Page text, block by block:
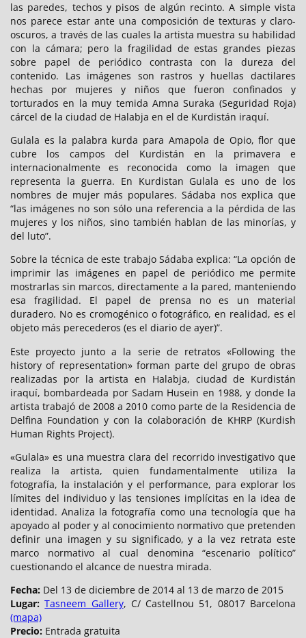
las paredes, techos y pisos de algún recinto. A simple vista
nos parece estar ante una composición de texturas y claro-
oscuros, a través de las cuales la artista muestra su habilidad
con la cámara; pero la fragilidad de estas grandes piezas
sobre papel de periódico contrasta con la dureza del
contenido. Las imágenes son rastros y huellas dactilares
hechas por mujeres y niños que fueron confinados y
torturados en la muy temida Amna Suraka (Seguridad Roja)
cárcel de la ciudad de Halabja en el de Kurdistán iraquí.
Gulala es la palabra kurda para Amapola de Opio, flor que
cubre los campos del Kurdistán en la primavera e
internacionalmente es reconocida como la imagen que
representa la guerra. En Kurdistan Gulala es uno de los
nombres de mujer más populares. Sádaba nos explica que
“las imágenes no son sólo una referencia a la pérdida de las
mujeres y los niños, sino también hablan de las minorías, y
del luto”.
Sobre la técnica de este trabajo Sádaba explica: “La opción de
imprimir las imágenes en papel de periódico me permite
mostrarlas sin marcos, directamente a la pared, manteniendo
esa fragilidad. El papel de prensa no es un material
duradero. No es cromogénico o fotográfico, en realidad, es el
objeto más perecederos (es el diario de ayer)”.
Este proyecto junto a la serie de retratos «Following the
history of representation» forman parte del grupo de obras
realizadas por la artista en Halabja, ciudad de Kurdistán
iraquí, bombardeada por Sadam Husein en 1988, y donde la
artista trabajó de 2008 a 2010 como parte de la Residencia de
Delfina Foundation y con la colaboración de KHRP (Kurdish
Human Rights Project).
«Gulala» es una muestra clara del recorrido investigativo que
realiza la artista, quien fundamentalmente utiliza la
fotografía, la instalación y el performance, para explorar los
límites del individuo y las tensiones implícitas en la idea de
identidad. Analiza la fotografía como una tecnología que ha
apoyado al poder y al conocimiento normativo que pretenden
definir una imagen y su significado, y a la vez retrata este
marco normativo al cual denomina “escenario político”
cuestionando el alcance de nuestra mirada.
Fecha: Del 13 de diciembre de 2014 al 13 de marzo de 2015
Lugar: Tasneem Gallery, C/ Castellnou 51, 08017 Barcelona
(mapa)
Precio: Entrada gratuita